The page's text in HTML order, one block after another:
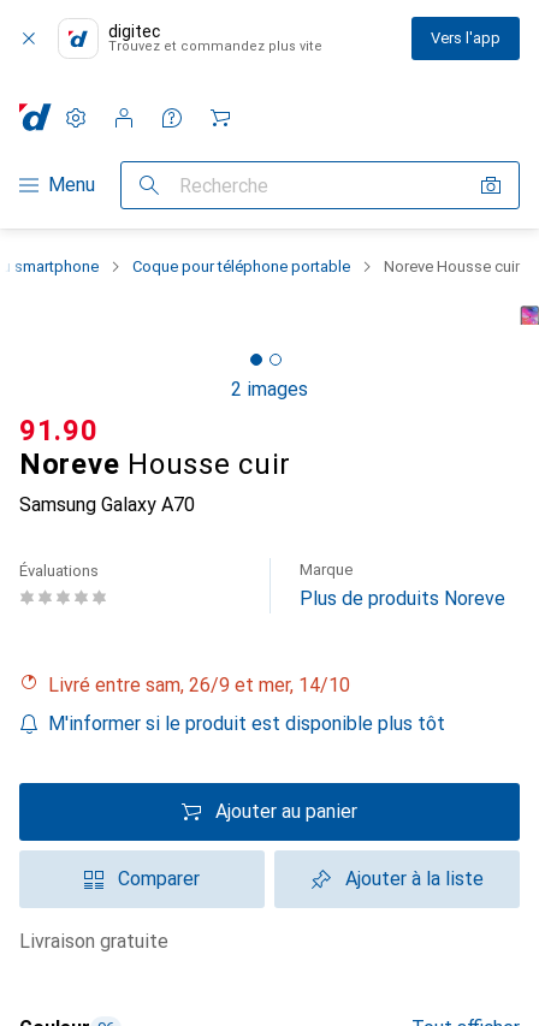
digitec
Trouvez et commandez plus vite Vers l'app
Navigation par catégorie
Menu Recherche
Paramètres
Compte client
Listes de comparaison
Listes d'envies
Panier
smartphone Coque pour téléphone portable Noreve Housse cuir
2 images
Noreve Housse cuir
Samsung Galaxy A70
CHF
91.90
Évaluations Marque
Plus de produits Noreve
Livré entre sam, 26/9 et mer, 14/10
M'informer si le produit est disponible plus tôt
Ajouter au panier
Comparer Ajouter à la liste
livraison gratuite